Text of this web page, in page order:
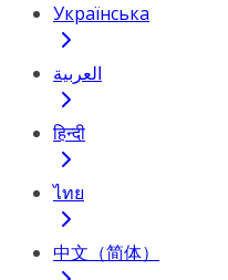
Українська
العربية
हिन्दी
ไทย
中文（简体）